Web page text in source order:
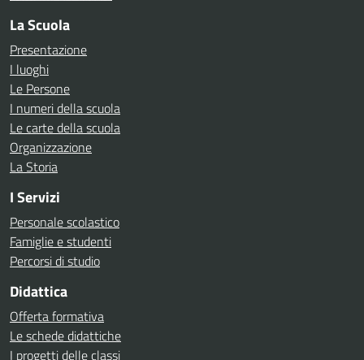
La Scuola
Presentazione
I luoghi
Le Persone
I numeri della scuola
Le carte della scuola
Organizzazione
La Storia
I Servizi
Personale scolastico
Famiglie e studenti
Percorsi di studio
Didattica
Offerta formativa
Le schede didattiche
I progetti delle classi